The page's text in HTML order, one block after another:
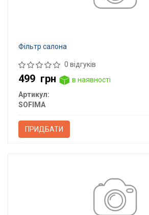
Фільтр салона
0 відгуків
499 грн
в наявності
Артикул:
SOFIMA
ПРИДБАТИ